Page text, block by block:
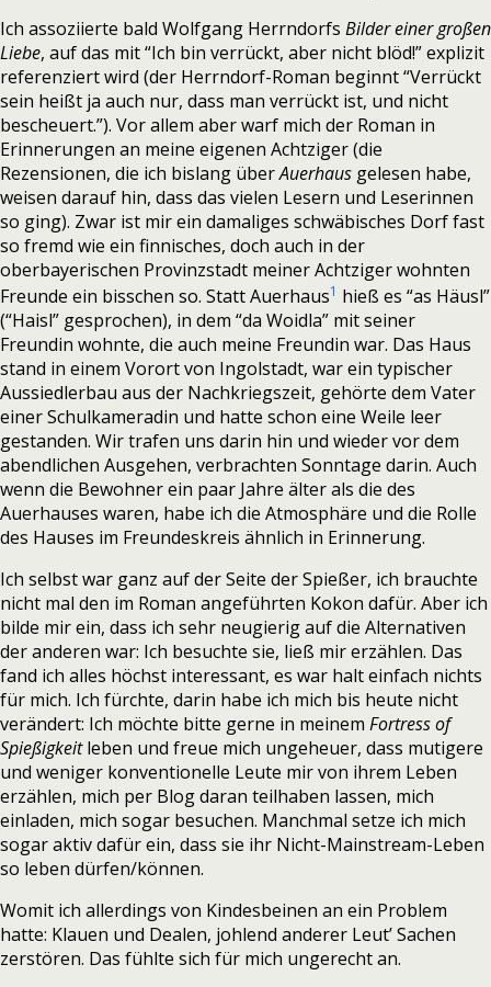
Ich assoziierte bald Wolfgang Herrndorfs Bilder einer großen
Liebe, auf das mit “Ich bin verrückt, aber nicht blöd!” explizit
referenziert wird (der Herrndorf-Roman beginnt “Verrückt
sein heißt ja auch nur, dass man verrückt ist, und nicht
bescheuert.”). Vor allem aber warf mich der Roman in
Erinnerungen an meine eigenen Achtziger (die
Rezensionen, die ich bislang überAuerhaus gelesen habe,
weisen darauf hin, dass das vielen Lesern und Leserinnen
so ging). Zwar ist mir ein damaliges schwäbisches Dorf fast
so fremd wie ein finnisches, doch auch in der
oberbayerischen Provinzstadt meiner Achtziger wohnten
Freunde ein bisschen so. Statt Auerhaus1 hieß es “as Häusl”
(“Haisl” gesprochen), in dem “da Woidla” mit seiner
Freundin wohnte, die auch meine Freundin war. Das Haus
stand in einem Vorort von Ingolstadt, war ein typischer
Aussiedlerbau aus der Nachkriegszeit, gehörte dem Vater
einer Schulkameradin und hatte schon eine Weile leer
gestanden. Wir trafen uns darin hin und wieder vor dem
abendlichen Ausgehen, verbrachten Sonntage darin. Auch
wenn die Bewohner ein paar Jahre älter als die des
Auerhauses waren, habe ich die Atmosphäre und die Rolle
des Hauses im Freundeskreis ähnlich in Erinnerung.
Ich selbst war ganz auf der Seite der Spießer, ich brauchte
nicht mal den im Roman angeführten Kokon dafür. Aber ich
bilde mir ein, dass ich sehr neugierig auf die Alternativen
der anderen war: Ich besuchte sie, ließ mir erzählen. Das
fand ich alles höchst interessant, es war halt einfach nichts
für mich. Ich fürchte, darin habe ich mich bis heute nicht
verändert: Ich möchte bitte gerne in meinem Fortress of
Spießigkeitleben und freue mich ungeheuer, dass mutigere
und weniger konventionelle Leute mir von ihrem Leben
erzählen, mich per Blog daran teilhaben lassen, mich
einladen, mich sogar besuchen. Manchmal setze ich mich
sogar aktiv dafür ein, dass sie ihr Nicht-Mainstream-Leben
so leben dürfen/können.
Womit ich allerdings von Kindesbeinen an ein Problem
hatte: Klauen und Dealen, johlend anderer Leut’ Sachen
zerstören. Das fühlte sich für mich ungerecht an.